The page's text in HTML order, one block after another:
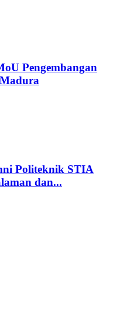
Pengembangan
Politeknik STIA
dan...